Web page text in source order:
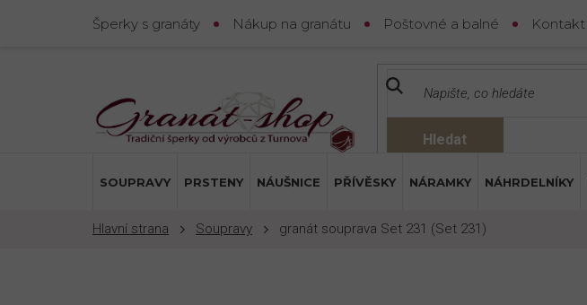
Šperky s granáty Nákup na granátu Poštovné a balné Kontakt
Hledat
SOUPRAVY PRSTENY NÁUŠNICE PŘÍVĚSKY NÁRAMKY NÁHRDELNÍKY
Soupravy granát souprava Set 231 (Set 231)